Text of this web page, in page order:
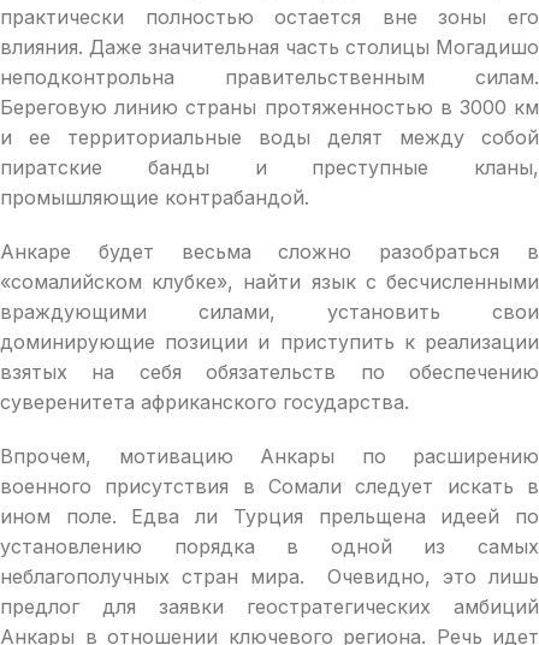
практически полностью остается вне зоны его
влияния. Даже значительная часть столицы Могадишо
неподконтрольна правительственным силам.
Береговую линию страны протяженностью в 3000 км
и ее территориальные воды делят между собой
пиратские банды и преступные кланы,
промышляющие контрабандой.
Анкаре будет весьма сложно разобраться в
«сомалийском клубке», найти язык с бесчисленными
враждующими силами, установить свои
доминирующие позиции и приступить к реализации
взятых на себя обязательств по обеспечению
суверенитета африканского государства.
Впрочем, мотивацию Анкары по расширению
военного присутствия в Сомали следует искать в
ином поле. Едва ли Турция прельщена идеей по
установлению порядка в одной из самых
неблагополучных стран мира. Очевидно, это лишь
предлог для заявки геостратегических амбиций
Анкары в отношении ключевого региона. Речь идет